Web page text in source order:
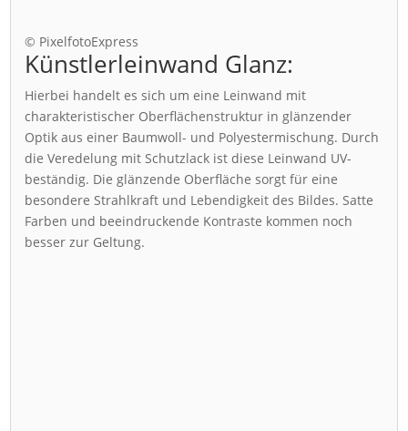
© PixelfotoExpress
Künstlerleinwand Glanz:
Hierbei handelt es sich um eine Leinwand mit
charakteristischer Oberflächenstruktur in glänzender
Optik aus einer Baumwoll- und Polyestermischung. Durch
die Veredelung mit Schutzlack ist diese Leinwand UV-
beständig. Die glänzende Oberfläche sorgt für eine
besondere Strahlkraft und Lebendigkeit des Bildes. Satte
Farben und beeindruckende Kontraste kommen noch
besser zur Geltung.